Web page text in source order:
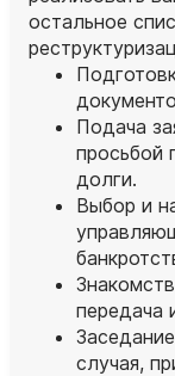
остальное
Подача
просьбой
долги.
Выбор и
передача
случая,